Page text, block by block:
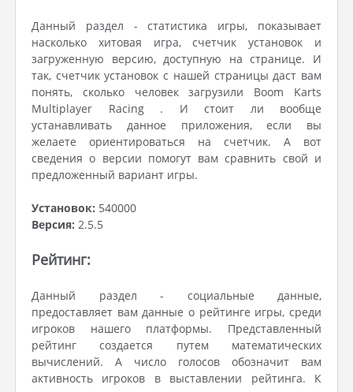
Данный раздел - статистика игры, показывает
насколько хитовая игра, счетчик установок и
загруженную версию, доступную на странице. И
так, счетчик установок с нашей страницы даст вам
понять, сколько человек загрузили Boom Karts
Multiplayer Racing . И стоит ли вообще
устанавливать данное приложения, если вы
желаете ориентироваться на счетчик. А вот
сведения о версии помогут вам сравнить свой и
предложенный вариант игры.
Установок: 540000
Версия: 2.5.5
Рейтинг:
Данный раздел - социальные данные,
предоставляет вам данные о рейтинге игры, среди
игроков нашего платформы. Представленный
рейтинг создается путем математических
вычислений. А число голосов обозначит вам
активность игроков в выставлении рейтинга. К